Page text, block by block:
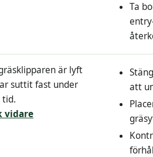
Ta
är lyft
suttit fast under
tid.
vidare
att